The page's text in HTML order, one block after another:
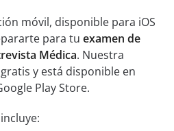
móvil, disponible para iOS
para tu examen de
Médica. Nuestra
y está disponible en
Play Store.